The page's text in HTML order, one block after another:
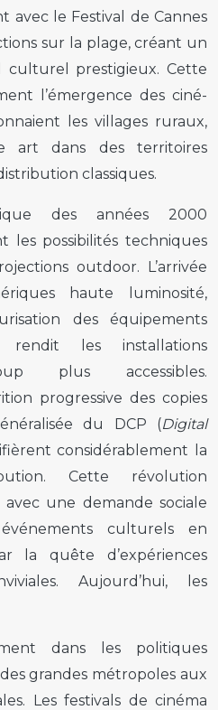
avec le Festival de Cannes
sur la plage, créant un
culturel prestigieux. Cette
l’émergence des ciné-
les villages ruraux,
art dans des territoires
classiques.
des années 2000
les possibilités techniques
outdoor. L’arrivée
haute luminosité,
des équipements
rendit les installations
plus accessibles.
progressive des copies
du DCP (Digital
considérablement la
Cette révolution
une demande sociale
culturels en
la quête d’expériences
Aujourd’hui, les
dans les politiques
grandes métropoles aux
Les festivals de cinéma